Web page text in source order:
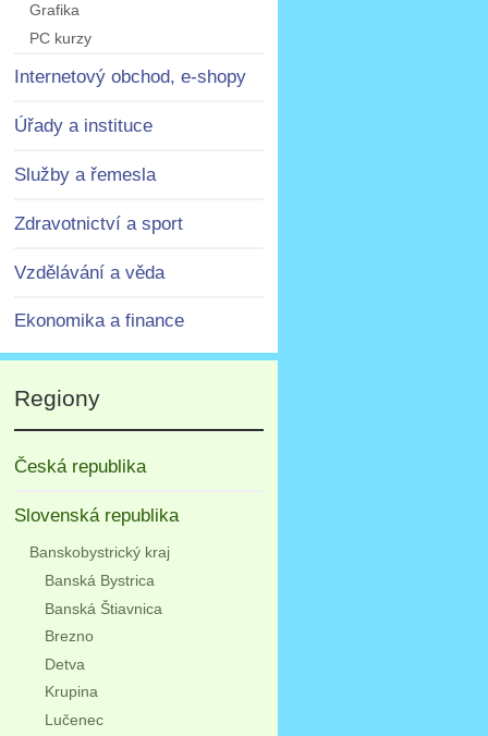
Grafika
PC kurzy
Internetový obchod, e-shopy
Úřady a instituce
Služby a řemesla
Zdravotnictví a sport
Vzdělávání a věda
Ekonomika a finance
Regiony
Česká republika
Slovenská republika
Banskobystrický kraj
Banská Bystrica
Banská Štiavnica
Brezno
Detva
Krupina
Lučenec